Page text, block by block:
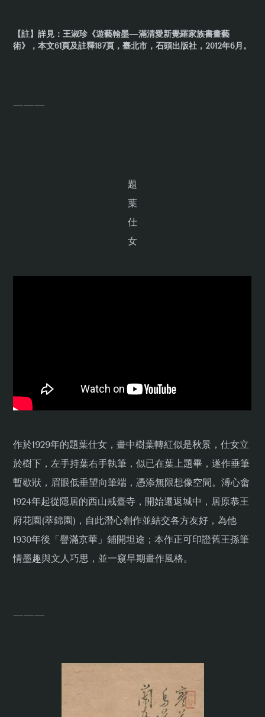
【註】詳見：王淑珍《遊藝翰墨—滿清愛新覺羅家族書畫藝
術》，本文61頁及註釋187頁，臺北市，石頭出版社，2012年6月。
———
題
葉
仕
女
作於1929年的題葉仕女，畫中樹葉轉紅似是秋景，仕女立
於樹下，左手持葉右手執筆，似已在葉上題畢，遂作垂筆
暫歇狀，眉眼低垂望向筆端，憑添無限想像空間。溥心畬
1924年起從隱居的西山戒臺寺，開始遷返城中，居原恭王
府花園(萃錦園)，自此潛心創作並結交各方友好，為他
1930年後「譽滿京華」鋪開坦途；本作正可印證舊王孫筆
情墨趣與文人巧思，並一窺早期畫作風格。
———